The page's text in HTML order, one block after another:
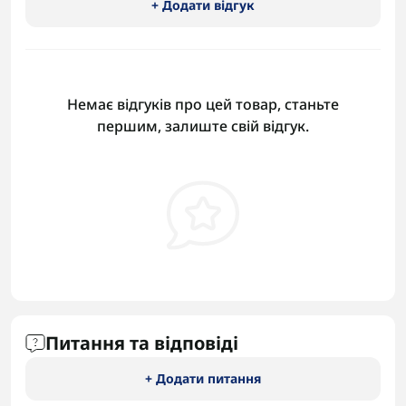
+ Додати відгук
Немає відгуків про цей товар, станьте
першим, залиште свій відгук.
Питання та відповіді
+ Додати питання